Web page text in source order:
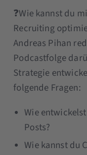
❓Wie kannst du
Recruiting
Andreas Pihan
Podcastfolge
Strategie
folgende Fragen:
Wie
Posts?
Wie kannst du